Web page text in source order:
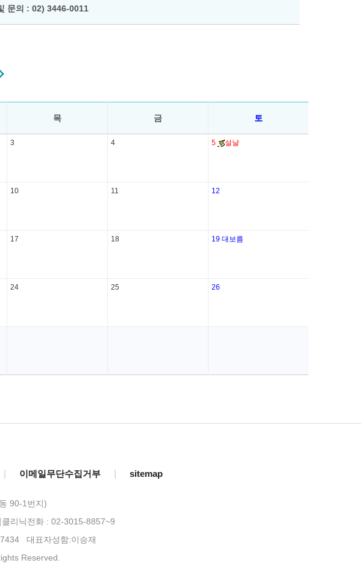
문의 : 02) 3446-0011
목 금 토
3 4 5 설날
10 11 12
17 18 19 대보름
24 25 26
이메일무단수집거부 sitemap
90-1번지)
클리닉전화 : 02-3015-8857~9
대표자성함:이승재
Reserved.